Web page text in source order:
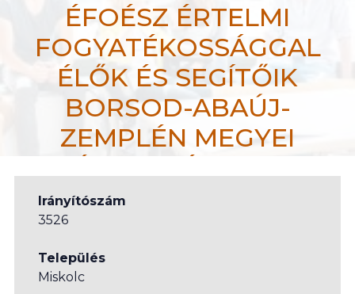
ÉFOÉSZ ÉRTELMI
FOGYATÉKOSSÁGGAL
ÉLŐK ÉS SEGÍTŐIK
BORSOD-ABAÚJ-
ZEMPLÉN MEGYEI
EGYESÜLETE MISKOLC
Szakember/szolgáltatás kereső
Irányítószám
3526
Település
Miskolc